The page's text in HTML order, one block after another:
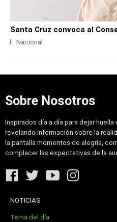
Santa Cruz convoca al
Nacional
Sobre Nosotros
Inspirados día a día para dejar huella
revelando información sobre la
la pantalla momentos de alegría,
complacer las expectativas de la
NOTICIAS
Tema del día